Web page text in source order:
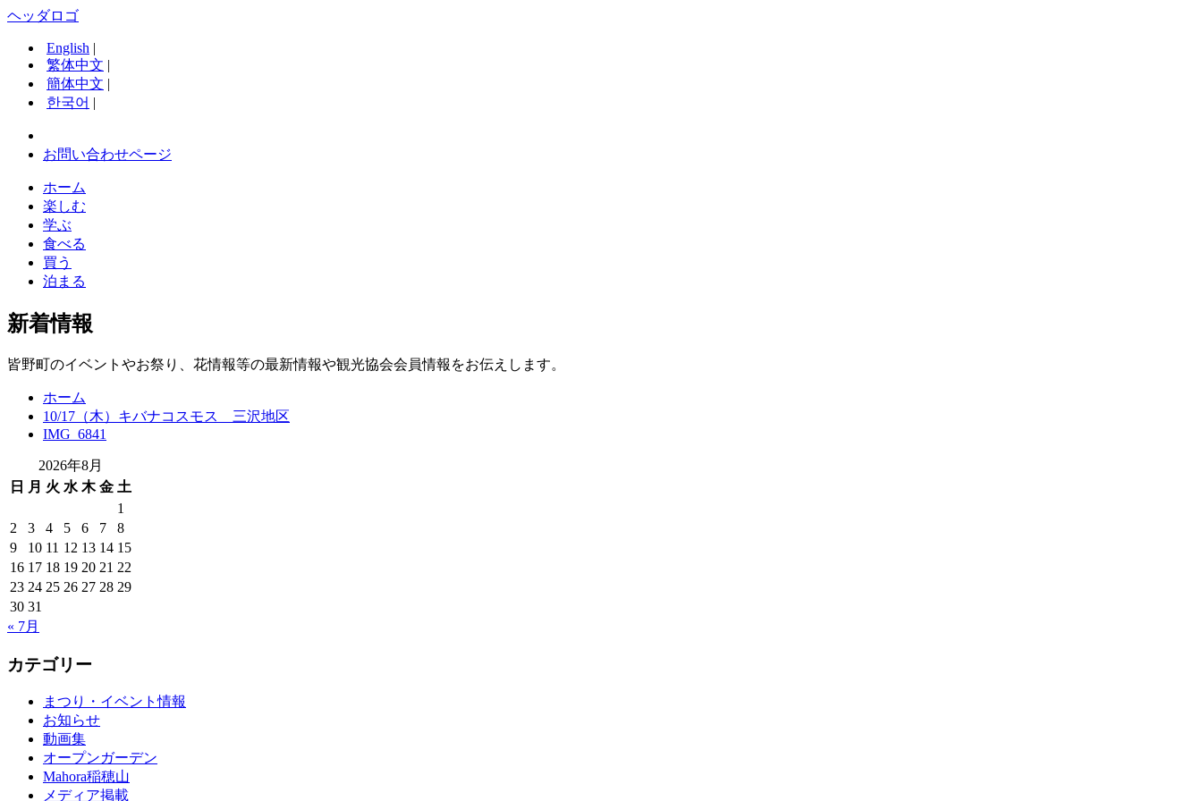
ヘッダロゴ
English |
繁体中文 |
簡体中文 |
한국어 |
お問い合わせページ
ホーム
楽しむ
学ぶ
食べる
買う
泊まる
新着情報
皆野町のイベントやお祭り、花情報等の最新情報や観光協会会員情報をお伝えします。
ホーム
10/17（木）キバナコスモス 三沢地区
IMG_6841
2026年8月
日
月 火 水 木 金 土
1
2
3 4 5 6 7
8
9
10 11 12 13 14 15
16 17 18 19 20 21 22
23 24 25 26 27 28 29
30 31
« 7月
カテゴリー
まつり・イベント情報
お知らせ
動画集
オープンガーデン
Mahora稲穂山
メディア掲載